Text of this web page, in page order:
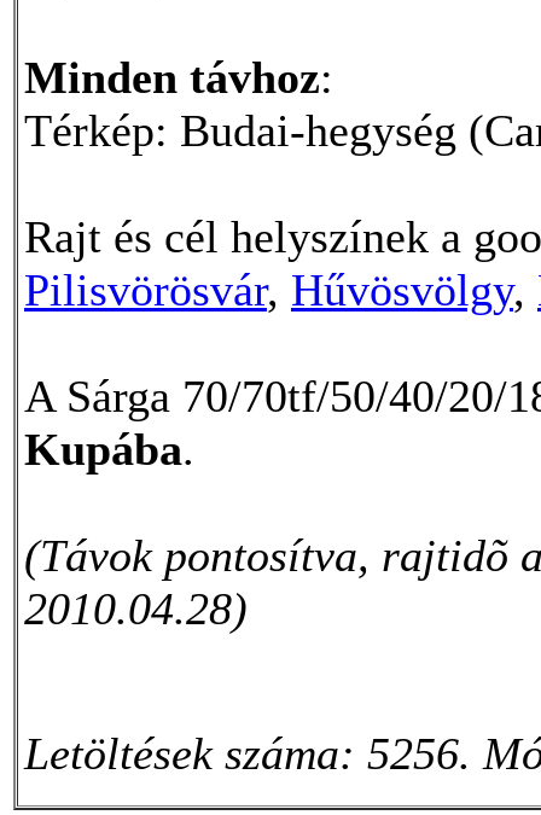
Minden távhoz:
Térkép: Budai-hegység
Rajt és cél helyszínek a
Pilisvörösvár, Hűvösvölgy,
A Sárga 70/70tf/50/40/20/
Kupába.
(Távok pontosítva, rajtidõ
2010.04.28)
Letöltések száma: 5256.